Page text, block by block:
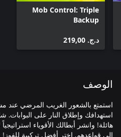
Mob Control: Triple
Backup
د.ج.‏ 219,00
الوصف
استمتع بالشعور الغريب المرضي عند
استهدافك وإطلاق النار على
هائلة! وانشر أبطالك الأقوياء